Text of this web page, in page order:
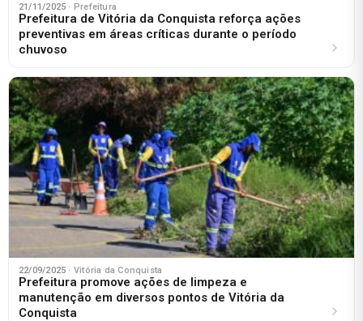
21/11/2025 · Prefeitura
Prefeitura de Vitória da Conquista reforça ações
preventivas em áreas críticas durante o período
chuvoso
22/09/2025 · Vitória da Conquista
Prefeitura promove ações de limpeza e
manutenção em diversos pontos de Vitória da
Conquista